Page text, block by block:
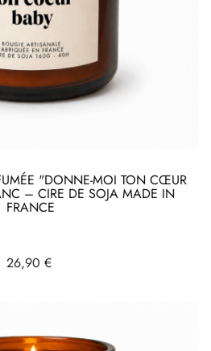
"DONNE-MOI TON CŒUR
– CIRE DE SOJA MADE IN
FRANCE
Prix
26,90 €